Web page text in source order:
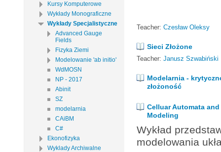
Teacher: Czesław Oleksy
Sieci Złożone
Teacher: Janusz Szwabiński
Modelarnia -
złożoność
Celluar Automata
Modeling
Wykład
modelowania
Kursy Komputerowe
Wykłady Monograficzne
Wykłady Specjalistyczne
Advanced Gauge
Fields
Fizyka Ziemi
Modelowanie 'ab initio'
WdMOSN
NP - 2017
Abinit
SZ
modelarnia
CAiBM
C#
Ekonofizyka
Wyklady Archiwalne